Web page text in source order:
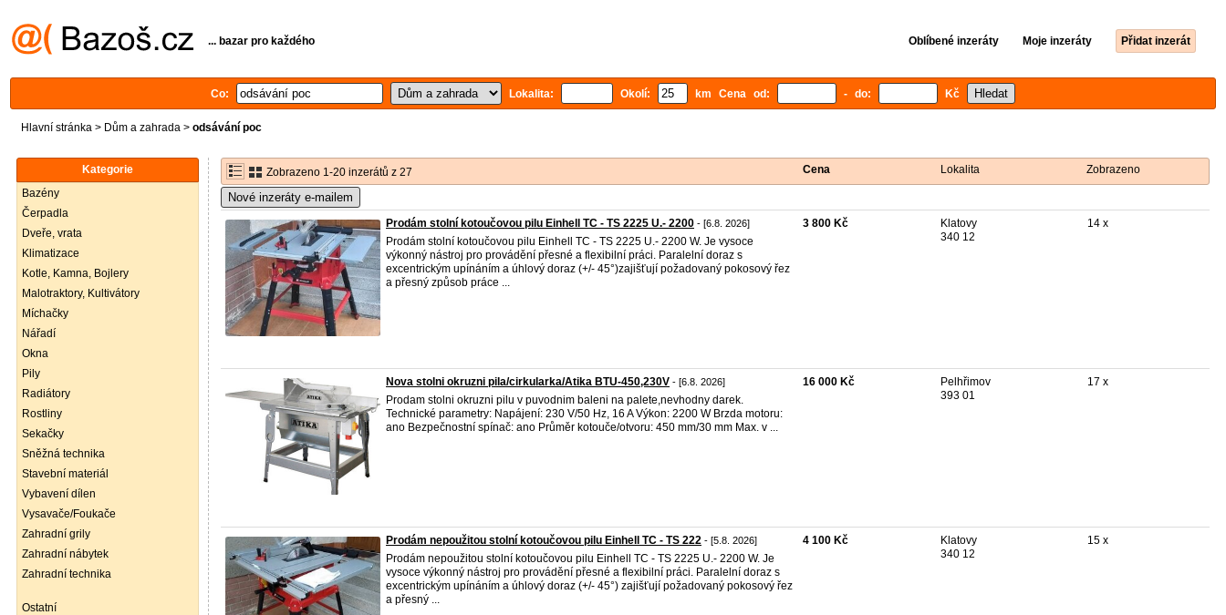
... bazar pro každého Oblíbené inzeráty Moje inzeráty Přidat inzerát
Co: Lokalita: Okolí: km Cena od: - do: Kč
Hlavní stránka > Dům a zahrada > odsávání poc
Kategorie
Bazény
Čerpadla
Dveře, vrata
Klimatizace
Kotle, Kamna, Bojlery
Malotraktory, Kultivátory
Míchačky
Nářadí
Okna
Pily
Radiátory
Rostliny
Sekačky
Sněžná technika
Stavební materiál
Vybavení dílen
Vysavače/Foukače
Zahradní grily
Zahradní nábytek
Zahradní technika
Ostatní
Zobrazeno 1-20 inzerátů z 27 Cena Lokalita Zobrazeno
Nové inzeráty e-mailem
Prodám stolní kotoučovou pilu Einhell TC - TS 2225 U.- 2200 - [6.8. 2026]
Prodám stolní kotoučovou pilu Einhell TC - TS 2225 U.- 2200 W. Je vysoce
výkonný nástroj pro provádění přesné a flexibilní práci. Paralelní doraz s
excentrickým upínáním a úhlový doraz (+/- 45°)zajišťují požadovaný pokosový řez
a přesný způsob práce ...
3 800 Kč
Klatovy
340 12
14 x
Nova stolni okruzni pila/cirkularka/Atika BTU-450,230V - [6.8. 2026]
Prodam stolni okruzni pilu v puvodnim baleni na palete,nevhodny darek.
Technické parametry: Napájení: 230 V/50 Hz, 16 A Výkon: 2200 W Brzda motoru:
ano Bezpečnostní spínač: ano Průměr kotouče/otvoru: 450 mm/30 mm Max. v ...
16 000 Kč
Pelhřimov
393 01
17 x
Prodám nepoužitou stolní kotoučovou pilu Einhell TC - TS 222 - [5.8. 2026]
Prodám nepoužitou stolní kotoučovou pilu Einhell TC - TS 2225 U.- 2200 W. Je
vysoce výkonný nástroj pro provádění přesné a flexibilní práci. Paralelní doraz s
excentrickým upínáním a úhlový doraz (+/- 45°) zajišťují požadovaný pokosový řez
a přesný ...
4 100 Kč
Klatovy
340 12
15 x